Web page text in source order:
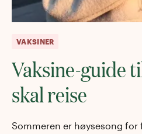
VAKSINER
Vaksine-guide
skal reise
Sommeren er høysesong for